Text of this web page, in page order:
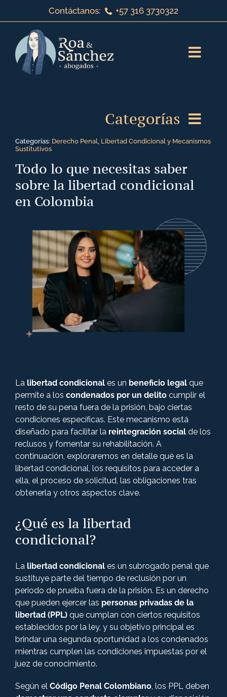
al
contenido
Contáctanos: +57 316 3730322
Servicios jurídicos
¡Bienvenido a nuestro blog!
+57 316 3730322
Categorías
Derecho de Familia
Derecho Laboral
Derecho Civil
Derecho Penal
Derecho Comercial
Derecho Constitucional
Derecho administrativo
Categorías: Derecho Penal, Libertad Condicional y Mecanismos
Sustitutivos
Todo lo que necesitas saber
sobre la libertad condicional
en Colombia
La libertad condicional es un beneficio legal que
permite a los condenados por un delito cumplir el
resto de su pena fuera de la prisión, bajo ciertas
condiciones específicas. Este mecanismo está
diseñado para facilitar la reintegración social de los
reclusos y fomentar su rehabilitación. A
continuación, exploraremos en detalle qué es la
libertad condicional, los requisitos para acceder a
ella, el proceso de solicitud, las obligaciones tras
obtenerla y otros aspectos clave.
¿Qué es la libertad
condicional?
La libertad condicional es un subrogado penal que
sustituye parte del tiempo de reclusión por un
periodo de prueba fuera de la prisión. Es un derecho
que pueden ejercer las personas privadas de la
libertad (PPL) que cumplan con ciertos requisitos
establecidos por la ley, y su objetivo principal es
brindar una segunda oportunidad a los condenados
mientras cumplen las condiciones impuestas por el
juez de conocimiento.
Según el Código Penal Colombiano, los PPL deben